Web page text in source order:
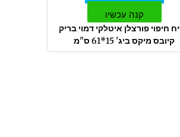
קנה עכשיו
חיפוי פורצלן איטלקי דמוי בריק
קיובס מיקס ביג' 15*61 ס"מ